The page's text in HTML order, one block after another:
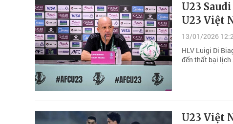
U23
U23 Việt
13/01/2026
HLV Luigi Di
đến thất bại lịch
U23 Việt